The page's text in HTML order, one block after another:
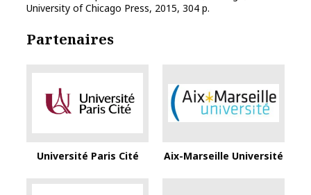
University of Chicago Press, 2015, 304 p.
Partenaires
Université Paris Cité Aix-Marseille Université